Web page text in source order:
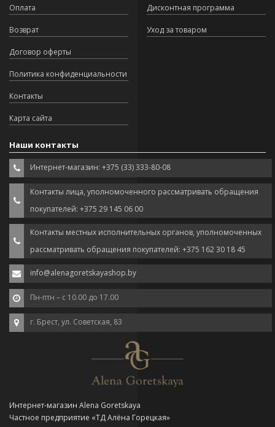
Оплата
Возврат
Договор оферты
Политика конфиденциальности
Контакты
Карта сайта
Дисконтная программа
Уход за товаром
Наши контакты
Интернет-магазин: +375 (33) 333-80-08
Контакты лица, уполномоченного рассматривать обращения
покупателей: +375 29 145 06 00
Контакты местных исполнительных органов, уполномоченных
рассматривать обращения покупателей: +375 162 30 18 45
info@alenagoretskayashop.by
Пн-птн – с 10.00 до 17.00
г. Брест, ул. Советская, 83
Интернет-магазин Alena Goretskaya
Частное предприятие «ТД Алёна Горецкая»